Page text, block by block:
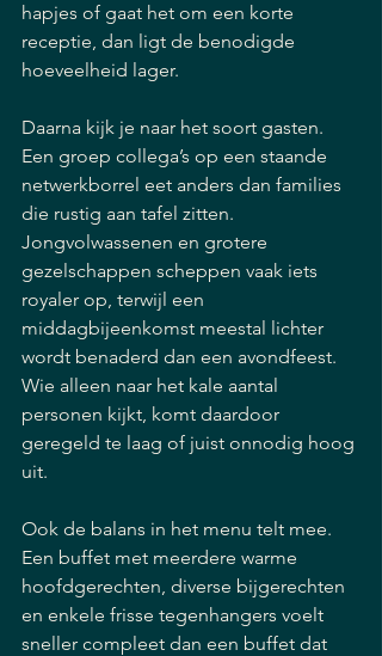
hapjes of gaat het om een korte
receptie, dan ligt de benodigde
hoeveelheid lager.
Daarna kijk je naar het soort gasten.
Een groep collega’s op een staande
netwerkborrel eet anders dan families
die rustig aan tafel zitten.
Jongvolwassenen en grotere
gezelschappen scheppen vaak iets
royaler op, terwijl een
middagbijeenkomst meestal lichter
wordt benaderd dan een avondfeest.
Wie alleen naar het kale aantal
personen kijkt, komt daardoor
geregeld te laag of juist onnodig hoog
uit.
Ook de balans in het menu telt mee.
Een buffet met meerdere warme
hoofdgerechten, diverse bijgerechten
en enkele frisse tegenhangers voelt
sneller compleet dan een buffet dat